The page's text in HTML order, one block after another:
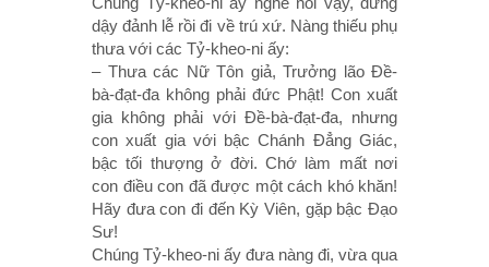
dậy đảnh lễ rồi đi về trú xứ. Nàng thiếu phụ
thưa với các Tỷ-kheo-ni ấy:
– Thưa các Nữ Tôn giả, Trưởng lão Ðề-
bà-đạt-đa không phải đức Phật! Con xuất
gia không phải với Ðề-bà-đạt-đa, nhưng
con xuất gia với bậc Chánh Ðẳng Giác,
bậc tối thượng ở đời. Chớ làm mất nơi
con điều con đã được một cách khó khăn!
Hãy đưa con đi đến Kỳ Viên, gặp bậc Ðạo
Sư!
Chúng Tỷ-kheo-ni ấy đưa nàng đi, vừa qua